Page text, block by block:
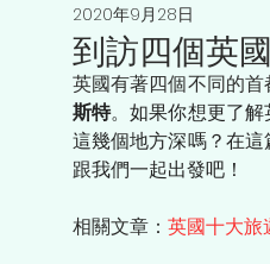
到訪四個英
2020年9月28日
英國有著四個不同的
斯特。如果你想更了
這幾個地方深嗎？在
跟我們一起出發吧！
相關文章： 英國十大旅